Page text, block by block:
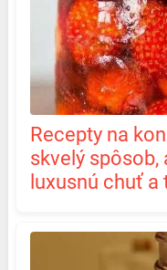
Recepty na konzervovanie jahôd alebo
skvelý
luxusnú chuť a